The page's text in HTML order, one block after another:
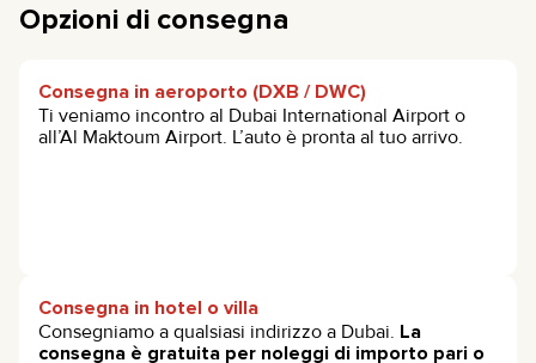
Opzioni di consegna
Consegna in aeroporto (DXB / DWC)
Ti veniamo incontro al Dubai International Airport o
all’Al Maktoum Airport. L’auto è pronta al tuo arrivo.
Consegna in hotel o villa
Consegniamo a qualsiasi indirizzo a Dubai. La
consegna è gratuita per noleggi di importo pari o